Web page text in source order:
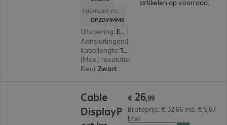
Fabrikant-nr.:
DP2DVIMM6
Uitvoering: Europa
Aansluitingen:
Kabellengte: 1,8 m
(Max.) resolutie:
Kleur:Zwart
artikelen op voorraad.
Cable
DisplayP
€ 26,99
Brutoprijs: € 32,66 incl. € 5,67
btw